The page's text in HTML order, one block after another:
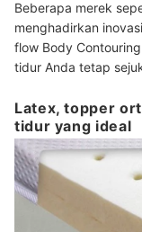
Beberapa merek
menghadirkan
flow Body
tidur Anda tetap
Latex, topper
tidur yang ideal